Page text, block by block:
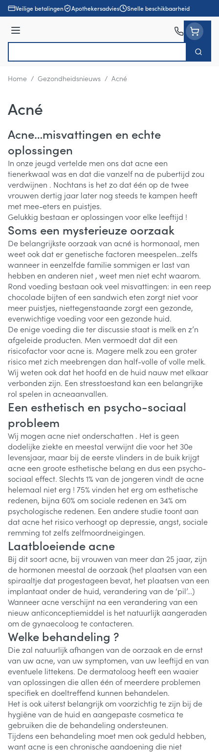
Ga naar de inhoud
Veilige betalingen Apothekersadvies Snelle beschikbaarheid
Menu
Zoek
Home / Gezondheidsnieuws / Acné
Acné
Acne…misvattingen en echte
oplossingen
In onze jeugd vertelde men ons dat acne een
tienerkwaal was en dat die vanzelf na de pubertijd zou
verdwijnen . Nochtans is het zo dat één op de twee
vrouwen dertig jaar later nog steeds te kampen heeft
met mee-eters en puistjes.
Gelukkig bestaan er oplossingen voor elke leeftijd !
Soms een mysterieuze oorzaak
De belangrijkste oorzaak van acné is hormonaal, men
weet ook dat er genetische factoren meespelen…zelfs
wanneer in eenzelfde familie sommigen er last van
hebben en anderen niet , weet men niet echt waarom.
Rond voeding bestaan ook veel misvattingen: in een reep
chocolade bijten of een sandwich eten zorgt niet voor
meer puistjes, niettegenstaande zorgt een gezonde,
evenwichtige voeding voor een gezonde huid.
De enige voeding die ter discussie staat is melk en z’n
afgeleide producten. Men vermoedt dat dit een
risicofactor voor acne is. Magere melk zou een groter
risico met zich meebrengen dan half-volle of volle melk.
Wij weten ook dat het hoofd en de huid nauw met elkaar
verbonden zijn. Een stresstoestand kan een belangrijke
rol spelen in acneaanvallen.
Een esthetisch en psycho-sociaal
probleem
Wij mogen acne niet onderschatten . Het is geen
dodelijke ziekte en meestal verwijnt die voor het 30e
levensjaar, maar bij de eerste vlinders in de buik krijgt
acne een groote esthetische belang en dus een psycho-
sociaal effect. Slechts 1% van de jongeren vindt de acne
helemaal niet erg ! 75% vinden het erg om esthetische
redenen, bijna 60% om sociale redenen en 34% om
psychologische redenen. Een andere studie toont aan
dat acne het risico verhoogt op depressie, angst, sociale
remming tot zelfs zelfmoordneigingen.
Laatbloeiende acne
Bij dit soort acne, bij vrouwen van meer dan 25 jaar, zijn
de hormonen meestal de oorzaak (het plaatsen van een
spiraaltje dat progestageen bevat, het plaatsen van een
implantaat onder de huid, verandering van de ‘pil’…)
Wanneer acne verschijnt na een verandering van een
nieuw anticonceptiemiddel is het natuurlijk aangeraden
om de gynaecoloog te contacteren.
Welke behandeling ?
Die zal natuurlijk afhangen van de oorzaak en de ernst
van uw acne, van uw symptomen, van uw leeftijd en van
eventuele littekens. De dermatoloog heeft een waaier
van oplossingen die allen één of meerdere problemen
specifiek en doeltreffend kunnen behandelen.
Het is ook uiterst belangrijk om voorzichtig te zijn bij de
hygiëne van de huid en aangepaste cosmetica te
gebruiken die de behandeling ondersteunen.
Tijdens een behandeling moet men ook geduld hebben,
want acne is een chronische aandoening die niet